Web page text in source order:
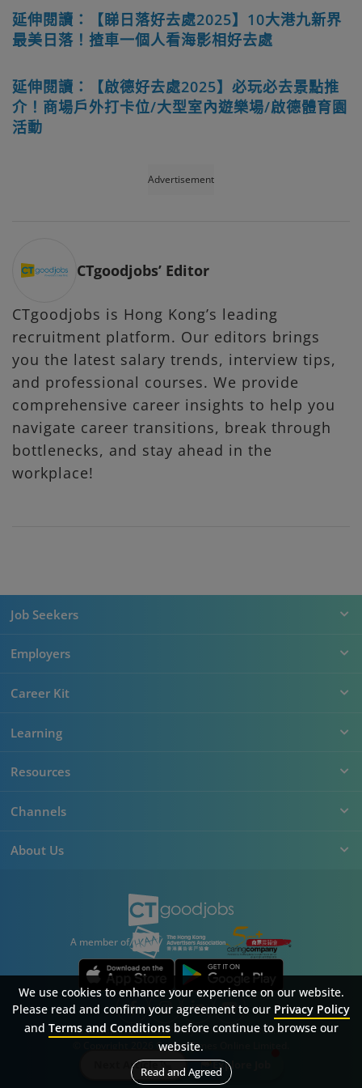
Next Article Explore Job
延伸閱讀：【睇日落好去處2025】10大港九新界
最美日落！揸車一個人看海影相好去處
延伸閱讀：【啟德好去處2025】必玩必去景點推
介！商場戶外打卡位/大型室內遊樂場/啟德體育園
活動
Advertisement
CTgoodjobs’ Editor
CTgoodjobs is Hong Kong’s leading
recruitment platform. Our editors brings
you the latest salary trends, interview tips,
and professional courses. We provide
comprehensive career insights to help you
navigate career transitions, break through
bottlenecks, and stay ahead in the
workplace!
Job Seekers
Employers
Career Kit
Learning
Resources
Channels
About Us
A member of
© Copyright 2026 Career Times Online Limited.
All rights reserved.
SitemapFAQPrivacy PolicyTerms & Conditions
We use cookies to enhance your experience on our website.
Please read and confirm your agreement to our Privacy Policy
and Terms and Conditionsbefore continue to browse our
website.
Read and Agreed